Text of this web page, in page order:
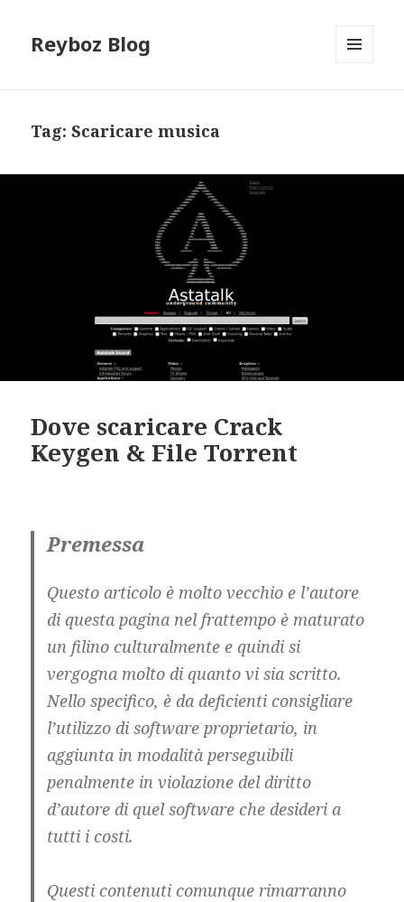
Reyboz Blog
Tag:Scaricare musica
Dove scaricare Crack
Keygen & File Torrent
Premessa
Questo articolo è molto vecchio e l’autore
di questa pagina nel frattempo è maturato
un filino culturalmente e quindi si
vergogna molto di quanto vi sia scritto.
Nello specifico, è da deficienti consigliare
l’utilizzo di software proprietario, in
aggiunta in modalità perseguibili
penalmente in violazione del diritto
d’autore di quel software che desideri a
tutti i costi.
Questi contenuti comunque rimarranno